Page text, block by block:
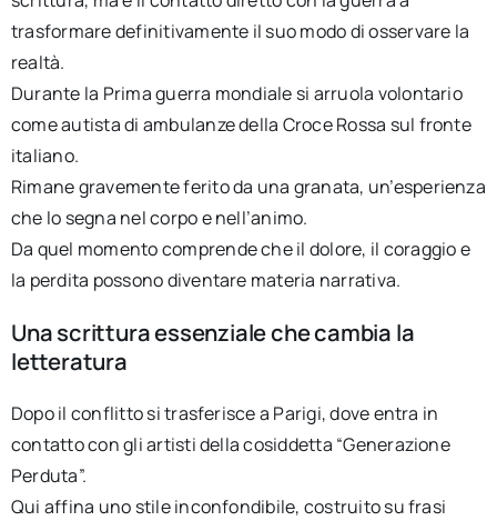
trasformare definitivamente il suo modo di osservare la
realtà.
Durante la Prima guerra mondiale si arruola volontario
come autista di ambulanze della Croce Rossa sul fronte
italiano.
Rimane gravemente ferito da una granata, un’esperienza
che lo segna nel corpo e nell’animo.
Da quel momento comprende che il dolore, il coraggio e
la perdita possono diventare materia narrativa.
Una scrittura essenziale che cambia la
letteratura
Dopo il conflitto si trasferisce a Parigi, dove entra in
contatto con gli artisti della cosiddetta “Generazione
Perduta”.
Qui affina uno stile inconfondibile, costruito su frasi